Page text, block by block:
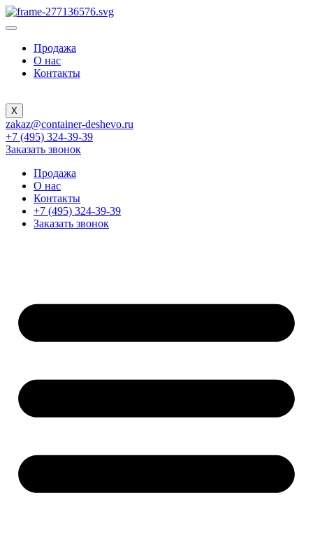
Продажа
О нас
Контакты
X
zakaz@container-deshevo.ru
+7 (495) 324-39-39
Заказать звонок
Продажа
О нас
Контакты
+7 (495) 324-39-39
Заказать звонок